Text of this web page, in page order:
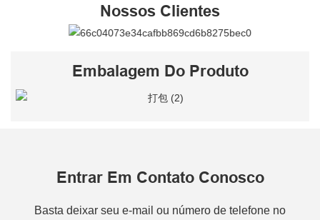
Nossos Clientes
Embalagem Do Produto
Entrar Em Contato Conosco
Basta deixar seu e-mail ou número de telefone no